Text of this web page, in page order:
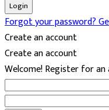
Forgot your password?
Create an account
Create an account
Welcome! Register for an